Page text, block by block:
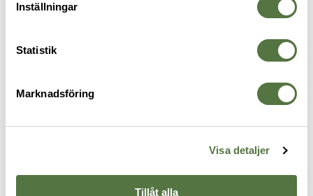
Inställningar
Statistik
Marknadsföring
Visa detaljer
Tillåt alla
ITW NEXUS